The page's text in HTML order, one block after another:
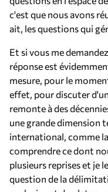
c'est que nous avons
ait, les questions qui
Et si vous me
réponse est
mesure, pour le
effet, pour discuter
remonte à des
une grande dimension
international, comme
comprendre ce dont
plusieurs reprises et je
question de la